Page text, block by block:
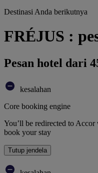
Destinasi Anda berikutnya
FRÉJUS :
Pesan hotel dari
kesalahan
Core booking engine
You’ll be redirected to
book your stay
Tutup jendela